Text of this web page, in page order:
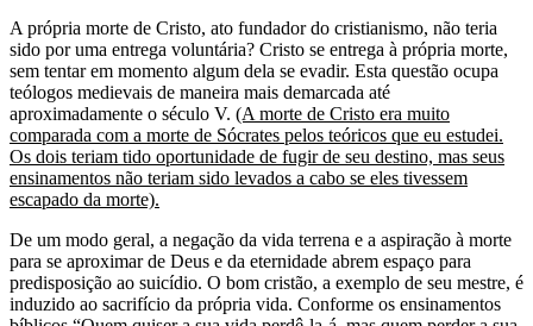
A própria morte de Cristo, ato fundador do cristianismo, não teria
sido por uma entrega voluntária? Cristo se entrega à própria morte,
sem tentar em momento algum dela se evadir. Esta questão ocupa
teólogos medievais de maneira mais demarcada até
aproximadamente o século V. (A morte de Cristo era muito
comparada com a morte de Sócrates pelos teóricos que eu estudei.
Os dois teriam tido oportunidade de fugir de seu destino, mas seus
ensinamentos não teriam sido levados a cabo se eles tivessem
escapado da morte).
De um modo geral, a negação da vida terrena e a aspiração à morte
para se aproximar de Deus e da eternidade abrem espaço para
predisposição ao suicídio. O bom cristão, a exemplo de seu mestre, é
induzido ao sacrifício da própria vida. Conforme os ensinamentos